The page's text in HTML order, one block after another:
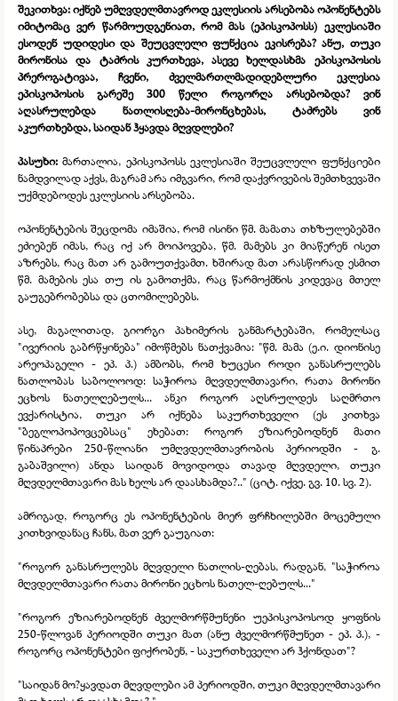
შეკითხვა: იქნებ უმღვდელმთავროდ ეკლესიის არსებობა ოპონენტებს
იმიტომაც ვერ წარმოუდგენიათ, რომ მას (ეპისკოპოსს) ეკლესიაში
ესოდენ უდიდესი და შეუცვლელი ფუნქცია ეკისრება? ანუ, თუკი
მირონისა და ტაძრის კურთხევა, ასევე ხელდასხმა ეპისკოპოსის
პრეროგატივაა, ჩვენი, ძველმართლმადიდებლური ეკლესია
ეპისკოპოსის გარეშე 300 წელი როგორღა არსებობდა? ვინ
აღასრულებდა ნათლისღება-მირონცხებას, ტაძრებს ვინ
აკურთხებდა, საიდან ჰყავდა მღვდლები?
პასუხი: მართალია, ეპისკოპოსს ეკლესიაში შეუცვლელი ფუნქციები
ნამდვილად აქვს, მაგრამ არა იმგვარი, რომ დაქვრივების შემთხვევაში
უქმდებოდეს ეკლესიის არსებობა.
ოპონენტების შეცდომა იმაშია, რომ ისინი წმ. მამათა თხზულებებში
ეძიებენ იმას, რაც იქ არ მოიპოვება, წმ. მამებს კი მიაწერენ ისეთ
აზრებს, რაც მათ არ გამოუთქვამთ. ხშირად მათ არასწორად ესმით
წმ. მამების ესა თუ ის გამოთქმა, რაც წარმოქმნის კიდევაც მთელ
გაუგებრობებსა და ცთომილებებს.
ასე, მაგალითად, გიორგი პახიმერის განმარტებაში, რომელსაც
"ივერიის გაბრწყინება" იმოწმებს ნათქვამია: "წმ. მამა (ე.ი. დიონისე
არეოპაგელი - ეპ. პ.) ამბობს, რომ ხუცესი როდი განასრულებს
ნათლობას საბოლოოდ: საჭიროა მღვდელმთავარი, რათა მირონი
ეცხოს ნათელღებულს... ანკი როგორ აღსრულდეს საღმრთო
ევქარისტია, თუკი არ იქნება საკურთხეველი (ეს კითხვა
"ბეგლოპოპოვცებსაც" ეხებათ: როგორ ეზიარებოდნენ მათი
წინაპრები 250-წლიანი უმღვდელმთავრობის პერიოდში -
გ.
გაბაშვილი) ანდა საიდან მოვიდოდა თავად მღვდელი, თუკი
მღვდელმთავარი მას ხელს არ დაასხამდა?.." (ციტ. იქვე. გვ. 10. სვ. 2).
ამრიგად, როგორც ეს ოპონენტების მიერ ფრჩხილებში მოცემული
კითხვიდანაც ჩანს, მათ ვერ გაუგიათ:
"როგორ განასრულებს მღვდელი ნათლის-ღებას, რადგან, "საჭიროა
მღვდელმთავარი რათა მირონი ეცხოს ნათელ-ღებულს..."
"როგორ ეზიარებოდნენ ძველმორწმუნენი უეპისკოპოსოდ ყოფნის
250-წლოვან პერიოდში თუკი მათ (ანუ ძველმორწმუნეთ - ეპ. პ.), -
როგორც ოპონენტები ფიქრობენ, -საკურთხეველი არ ჰქონდათ"?
"საიდან მო?ყავდათ მღვდლები ამ პერიოდში, თუკი მღვდელმთავარი